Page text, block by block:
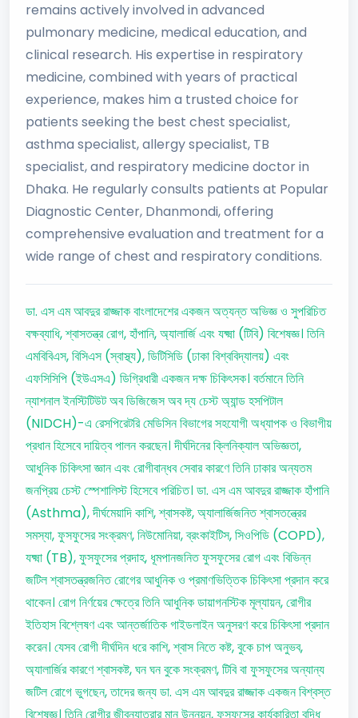
remains actively involved in advanced
pulmonary medicine, medical education, and
clinical research. His expertise in respiratory
medicine, combined with years of practical
experience, makes him a trusted choice for
patients seeking the best chest specialist,
asthma specialist, allergy specialist, TB
specialist, and respiratory medicine doctor in
Dhaka. He regularly consults patients at Popular
Diagnostic Center, Dhanmondi, offering
comprehensive evaluation and treatment for a
wide range of chest and respiratory conditions.
ডা. এস এম আবদুর রাজ্জাক বাংলাদেশের একজন অত্যন্ত অভিজ্ঞ ও সুপরিচিত
বক্ষব্যাধি, শ্বাসতন্ত্র রোগ, হাঁপানি, অ্যালার্জি এবং যক্ষ্মা (টিবি) বিশেষজ্ঞ। তিনি
এমবিবিএস, বিসিএস (স্বাস্থ্য), ডিটিসিডি (ঢাকা বিশ্ববিদ্যালয়) এবং
এফসিসিপি (ইউএসএ) ডিগ্রিধারী একজন দক্ষ চিকিৎসক। বর্তমানে তিনি
ন্যাশনাল ইনস্টিটিউট অব ডিজিজেস অব দ্য চেস্ট অ্যান্ড হসপিটাল
(NIDCH)-এ রেসপিরেটরি মেডিসিন বিভাগের সহযোগী অধ্যাপক ও বিভাগীয়
প্রধান হিসেবে দায়িত্ব পালন করছেন। দীর্ঘদিনের ক্লিনিক্যাল অভিজ্ঞতা,
আধুনিক চিকিৎসা জ্ঞান এবং রোগীবান্ধব সেবার কারণে তিনি ঢাকার অন্যতম
জনপ্রিয় চেস্ট স্পেশালিস্ট হিসেবে পরিচিত। ডা. এস এম আবদুর রাজ্জাক হাঁপানি
(Asthma), দীর্ঘমেয়াদি কাশি, শ্বাসকষ্ট, অ্যালার্জিজনিত শ্বাসতন্ত্রের
সমস্যা, ফুসফুসের সংক্রমণ, নিউমোনিয়া, ব্রংকাইটিস, সিওপিডি (COPD),
যক্ষ্মা (TB), ফুসফুসের প্রদাহ, ধূমপানজনিত ফুসফুসের রোগ এবং বিভিন্ন
জটিল শ্বাসতন্ত্রজনিত রোগের আধুনিক ও প্রমাণভিত্তিক চিকিৎসা প্রদান করে
থাকেন। রোগ নির্ণয়ের ক্ষেত্রে তিনি আধুনিক ডায়াগনস্টিক মূল্যায়ন, রোগীর
ইতিহাস বিশ্লেষণ এবং আন্তর্জাতিক গাইডলাইন অনুসরণ করে চিকিৎসা প্রদান
করেন। যেসব রোগী দীর্ঘদিন ধরে কাশি, শ্বাস নিতে কষ্ট, বুকে চাপ অনুভব,
অ্যালার্জির কারণে শ্বাসকষ্ট, ঘন ঘন বুকে সংক্রমণ, টিবি বা ফুসফুসের অন্যান্য
জটিল রোগে ভুগছেন, তাদের জন্য ডা. এস এম আবদুর রাজ্জাক একজন বিশ্বস্ত